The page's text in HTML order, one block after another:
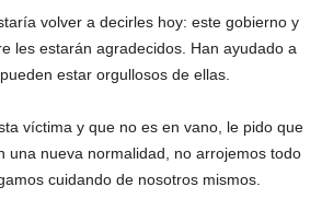
volver a decirles hoy: este gobierno y
les estarán agradecidos. Han ayudado a
estar orgullosos de ellas.
víctima y que no es en vano, le pido que
una nueva normalidad, no arrojemos todo
cuidando de nosotros mismos.